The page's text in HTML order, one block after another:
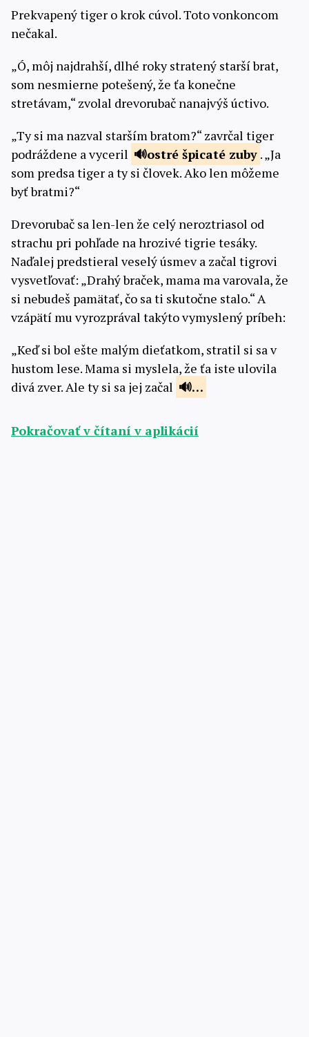
Prekvapený tiger o krok cúvol. Toto vonkoncom
nečakal.
„Ó, môj najdrahší, dlhé roky stratený starší brat,
som nesmierne potešený, že ťa konečne
stretávam,“ zvolal drevorubač nanajvýš úctivo.
„Ty si ma nazval starším bratom?“ zavrčal tiger
podráždene a vyceril
ostré špicaté zuby . „Ja
som predsa tiger a ty si človek. Ako len môžeme
byť bratmi?“
Drevorubač sa len-len že celý neroztriasol od
strachu pri pohľade na hrozivé tigrie tesáky.
Naďalej predstieral veselý úsmev a začal tigrovi
vysvetľovať: „Drahý braček, mama ma varovala, že
si nebudeš pamätať, čo sa ti skutočne stalo.“ A
vzápätí mu vyrozprával takýto vymyslený príbeh:
„Keď si bol ešte malým dieťatkom, stratil si sa v
hustom lese. Mama si myslela, že ťa iste ulovila
divá zver. Ale ty si sa jej začal
…
Pokračovať v čítaní v aplikácií